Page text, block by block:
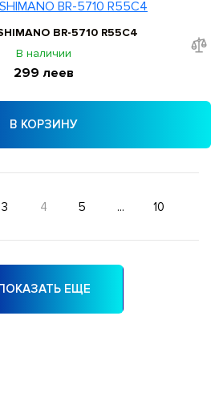
BR-5710 R55C4
В наличии
299 леев
В КОРЗИНУ
3 4 5 ... 10
ЕЩЕ